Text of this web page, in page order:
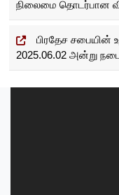
நிலைமை தொடர்பான
பிரதேச சபையின்
2025.06.02 அன்று